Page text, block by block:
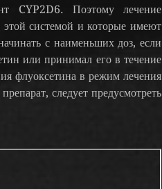
CYP2D6. Поэтому лечение
этой системой и которые имеют
с наименьших доз, если
или принимал его в течение
флуоксетина в режим лечения
следует предусмотреть